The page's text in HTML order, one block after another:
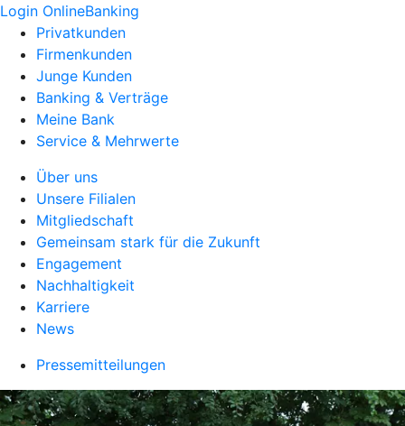
Login OnlineBanking
Privatkunden
Firmenkunden
Junge Kunden
Banking & Verträge
Meine Bank
Service & Mehrwerte
Über uns
Unsere Filialen
Mitgliedschaft
Gemeinsam stark für die Zukunft
Engagement
Nachhaltigkeit
Karriere
News
Pressemitteilungen